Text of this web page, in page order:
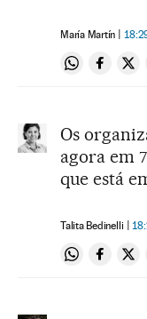
María Martín
Compartir
Os
agora em
que está
Talita Bedinelli
Compartir